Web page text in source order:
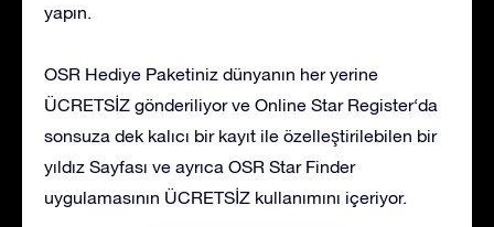
yapın.
OSR Hediye Paketiniz dünyanın her yerine
ÜCRETSİZ gönderiliyor ve Online Star Register‘da
sonsuza dek kalıcı bir kayıt ile özelleştirilebilen bir
yıldız Sayfası ve ayrıca OSR Star Finder
uygulamasının ÜCRETSİZ kullanımını içeriyor.